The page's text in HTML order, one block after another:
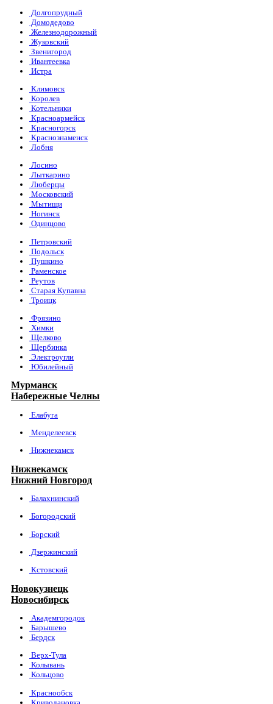
Долгопрудный
Домодедово
Железнодорожный
Жуковский
Звенигород
Ивантеевка
Истра
Климовск
Королев
Котельники
Красноармейск
Красногорск
Краснознаменск
Лобня
Лосино
Лыткарино
Люберцы
Московский
Мытищи
Ногинск
Одинцово
Петровский
Подольск
Пушкино
Раменское
Реутов
Старая Купавна
Троицк
Фрязино
Химки
Щелково
Щербинка
Электроугли
Юбилейный
Мурманск
Набережные Челны
Елабуга
Менделеевск
Нижнекамск
Нижнекамск
Нижний Новгород
Балахнинский
Богородский
Борский
Дзержинский
Кстовский
Новокузнецк
Новосибирск
Академгородок
Барышево
Бердск
Верх-Тула
Колывань
Кольцово
Краснообск